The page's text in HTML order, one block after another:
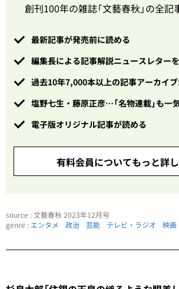
創刊100年の雑誌「文藝春秋」の全記
最新記事が発売前に読める
編集長による記事解説ニュースレター
過去10年7,000本以上の記事アーカイ
塩野七生・藤原正彦…「名物連載」も一
電子版オリジナル記事が読める
有料会員についてもっと詳
source : 文藝春秋 2023年12月号
genre : エンタメ 政治 芸能 テレビ・ラジオ 映画